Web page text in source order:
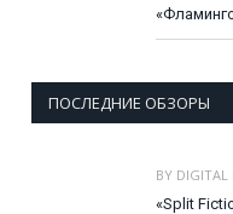
ПОСЛЕДНИЕ ОБЗОРЫ
BY DIGITAL
«Split